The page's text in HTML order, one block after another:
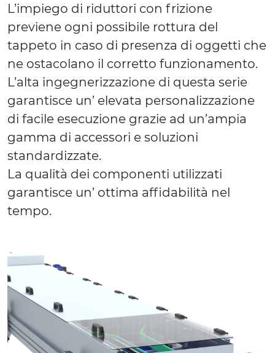
L’impiego di riduttori con frizione
previene ogni possibile rottura del
tappeto in caso di presenza di oggetti che
ne ostacolano il corretto funzionamento.
L’alta ingegnerizzazione di questa serie
garantisce un’ elevata personalizzazione
di facile esecuzione grazie ad un’ampia
gamma di accessori e soluzioni
standardizzate.
La qualità dei componenti utilizzati
garantisce un’ ottima affidabilità nel
tempo.